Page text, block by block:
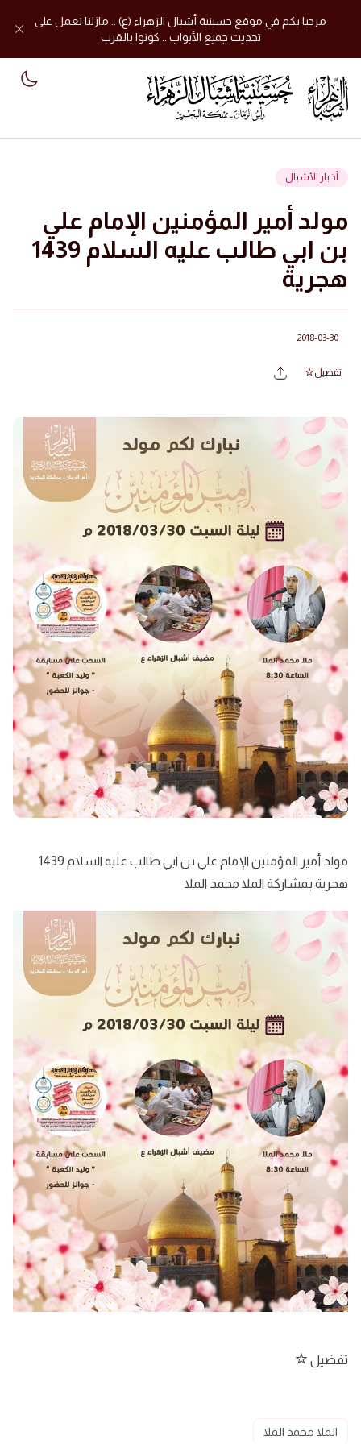
مرحبا بكم في موقع حسينية أشبال الزهراء (ع) .. مازلنا نعمل على
تحديث جميع الأبواب .. كونوا بالقرب
أخبار الأشبال
مولد أمير المؤمنين الإمام علي
بن ابي طالب عليه السلام 1439
هجرية
2018-03-30
تفضيل
مولد أمير المؤمنين الإمام علي بن ابي طالب عليه السلام 1439
هجرية بمشاركة الملا محمد الملا
تفضيل
الملا محمد الملا